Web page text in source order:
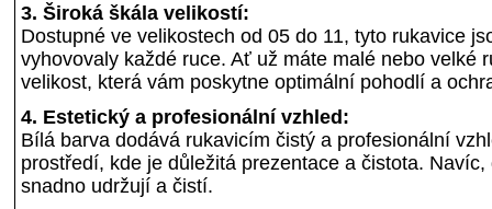
3. Široká škála velikostí:
Dostupné ve velikostech od 05 do 11, tyto rukavice
vyhovovaly každé ruce. Ať už máte malé nebo velké
velikost, která vám poskytne optimální pohodlí a
4. Estetický a profesionální vzhled:
Bílá barva dodává rukavicím čistý a profesionální
prostředí, kde je důležitá prezentace a čistota.
snadno udržují a čistí.